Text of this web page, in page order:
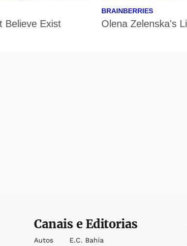
Canais e Editorias
Autos E.c. Bahia